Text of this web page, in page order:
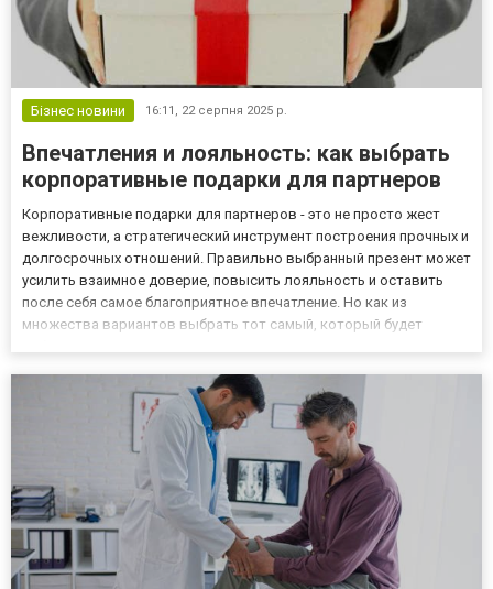
Бізнес новини 16:11, 22 серпня 2025 р.
Впечатления и лояльность: как выбрать
корпоративные подарки для партнеров
Корпоративные подарки для партнеров - это не просто жест
вежливости, а стратегический инструмент построения прочных и
долгосрочных отношений. Правильно выбранный презент может
усилить взаимное доверие, повысить лояльность и оставить
после себя самое благоприятное впечатление. Но как из
множества вариантов выбрать тот самый, который будет